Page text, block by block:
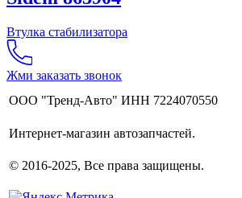
Втулка стабилизатора
Жми заказать звонок
ООО "Тренд-Авто" ИНН 7224070550
Интернет-магазин автозапчастей.
© 2016-2025, Все права защищены.